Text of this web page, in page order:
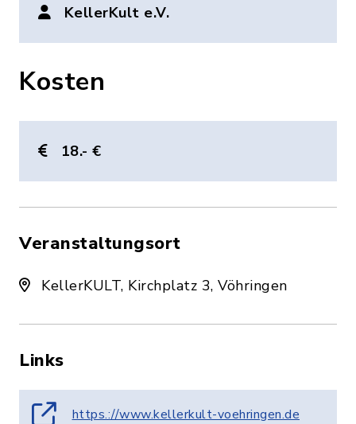
KellerKult e.V.
Kosten
18.- €
Veranstaltungsort
KellerKULT, Kirchplatz 3, Vöhringen
Links
https.://www.kellerkult-voehringen.de